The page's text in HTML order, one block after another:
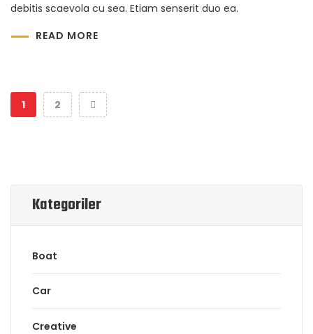
debitis scaevola cu sea. Etiam senserit duo ea.
READ MORE
1 2
Kategoriler
Boat
Car
Creative